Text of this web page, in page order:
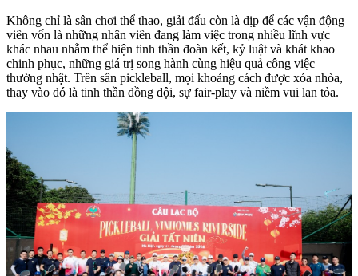
Không chỉ là sân chơi thể thao, giải đấu còn là dịp để các vận động
viên vốn là những nhân viên đang làm việc trong nhiều lĩnh vực
khác nhau nhằm thể hiện tinh thần đoàn kết, kỷ luật và khát khao
chinh phục, những giá trị song hành cùng hiệu quả công việc
thường nhật. Trên sân pickleball, mọi khoảng cách được xóa nhòa,
thay vào đó là tinh thần đồng đội, sự fair-play và niềm vui lan tỏa.